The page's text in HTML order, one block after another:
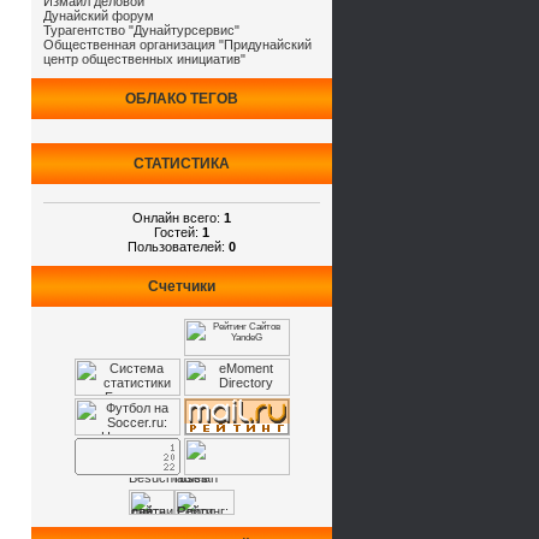
Дунайский форум
Турагентство "Дунайтурсервис"
Общественная организация "Придунайский
центр общественных инициатив"
ОБЛАКО ТЕГОВ
СТАТИСТИКА
Онлайн всего: 1
Гостей: 1
Пользователей: 0
Счетчики